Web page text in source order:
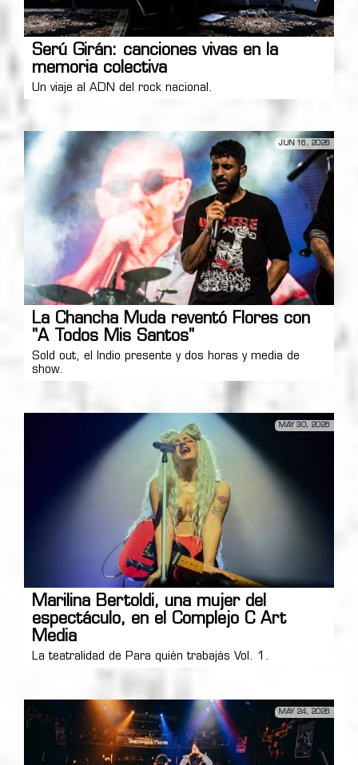
Serú Girán: canciones vivas en la
memoria colectiva
Un viaje al ADN del rock nacional.
JUN 16, 2026
La Chancha Muda reventó Flores con
"A Todos Mis Santos"
Sold out, el Indio presente y dos horas y media de
show.
MAY 30, 2026
Marilina Bertoldi, una mujer del
espectáculo, en el Complejo C Art
Media
La teatralidad de Para quién trabajás Vol. 1.
MAY 24, 2026